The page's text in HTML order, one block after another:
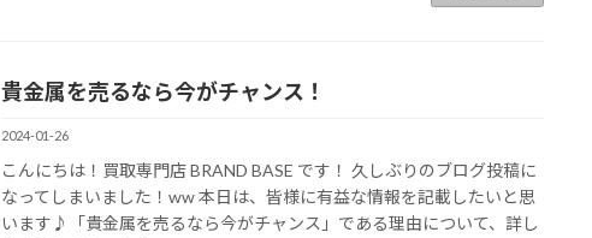
貴金属を売るなら今がチャンス！
2024-01-26
こんにちは！買取専門店 BRAND BASE です！ 久しぶりのブログ投稿に
なってしまいました！ww 本日は、皆様に有益な情報を記載したいと思
います♪「貴金属を売るなら今がチャンス」である理由について、詳し